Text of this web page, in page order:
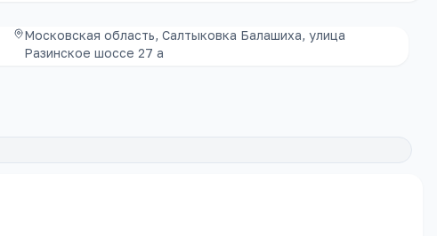
Московская область, Салтыковка Балашиха, улица
Разинское шоссе 27 а